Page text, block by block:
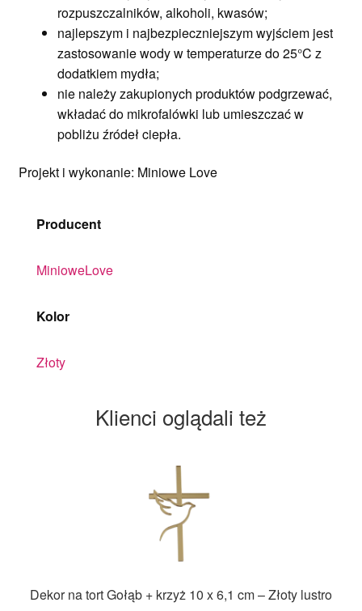
rozpuszczalników, alkoholi, kwasów;
najlepszym i najbezpieczniejszym wyjściem jest
zastosowanie wody w temperaturze do 25°C z
dodatkiem mydła;
nie należy zakupionych produktów podgrzewać,
wkładać do mikrofalówki lub umieszczać w
pobliżu źródeł ciepła.
Projekt i wykonanie: Miniowe Love
Producent
MinioweLove
Kolor
Złoty
Klienci oglądali też
Dekor na tort Gołąb + krzyż 10 x 6,1 cm – Złoty lustro